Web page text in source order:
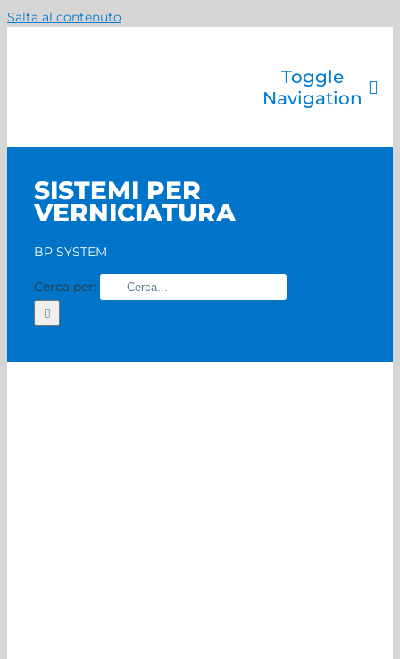
Salta al contenuto
Toggle
Navigation
SISTEMI PER
VERNICIATURA
BP SYSTEM
Cerca per: